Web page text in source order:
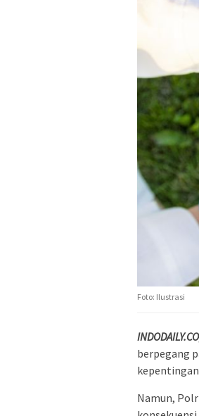
Foto: Ilustrasi
berpegang
Namun,